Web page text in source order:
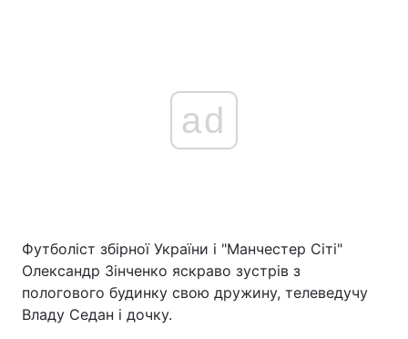
Україна Політика
Економіка
ad
Футболіст збірної України і "Манчестер Сіті"
Олександр Зінченко яскраво зустрів з
пологового будинку свою дружину, телеведучу
Владу Седан і дочку.